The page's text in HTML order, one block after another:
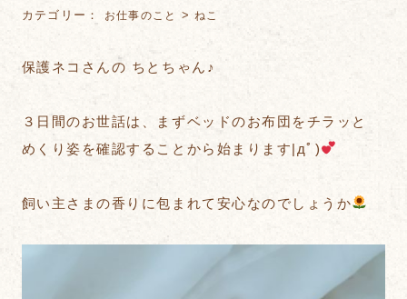
カテゴリー： お仕事のこと >ねこ
保護ネコさんの ちとちゃん♪
３日間のお世話は、まずベッドのお布団をチラッと
めくり姿を確認することから始まります|дﾟ)
飼い主さまの香りに包まれて安心なのでしょうか